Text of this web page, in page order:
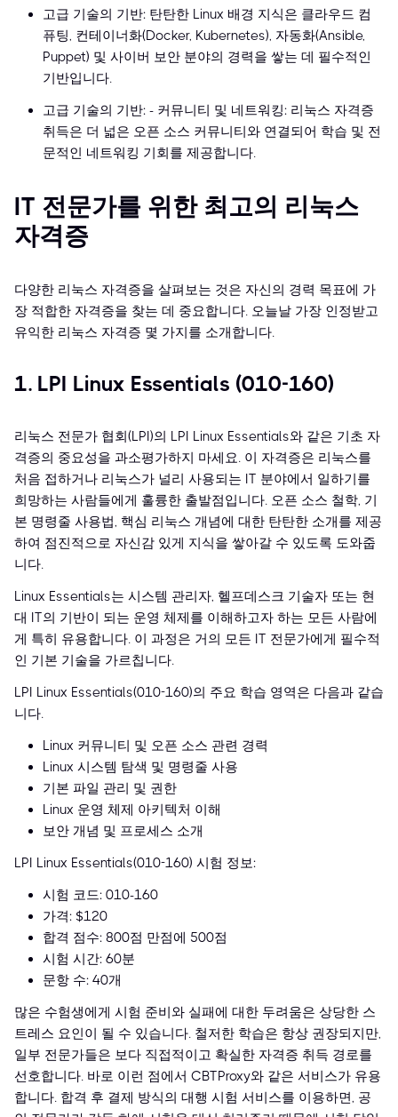
고급 기술의 기반: 탄탄한 Linux 배경 지식은 클라우드 컴
퓨팅, 컨테이너화(Docker, Kubernetes), 자동화(Ansible,
Puppet) 및 사이버 보안 분야의 경력을 쌓는 데 필수적인
기반입니다.
고급 기술의 기반: - 커뮤니티 및 네트워킹: 리눅스 자격증
취득은 더 넓은 오픈 소스 커뮤니티와 연결되어 학습 및 전
문적인 네트워킹 기회를 제공합니다.
IT 전문가를 위한 최고의 리눅스
자격증
다양한 리눅스 자격증을 살펴보는 것은 자신의 경력 목표에 가
장 적합한 자격증을 찾는 데 중요합니다. 오늘날 가장 인정받고
유익한 리눅스 자격증 몇 가지를 소개합니다.
1. LPI Linux Essentials (010-160)
리눅스 전문가 협회(LPI)의 LPI Linux Essentials와 같은 기초 자
격증의 중요성을 과소평가하지 마세요. 이 자격증은 리눅스를
처음 접하거나 리눅스가 널리 사용되는 IT 분야에서 일하기를
희망하는 사람들에게 훌륭한 출발점입니다. 오픈 소스 철학, 기
본 명령줄 사용법, 핵심 리눅스 개념에 대한 탄탄한 소개를 제공
하여 점진적으로 자신감 있게 지식을 쌓아갈 수 있도록 도와줍
니다.
Linux Essentials는 시스템 관리자, 헬프데스크 기술자 또는 현
대 IT의 기반이 되는 운영 체제를 이해하고자 하는 모든 사람에
게 특히 유용합니다. 이 과정은 거의 모든 IT 전문가에게 필수적
인 기본 기술을 가르칩니다.
LPI Linux Essentials(010-160)의 주요 학습 영역은 다음과 같습
니다.
Linux 커뮤니티 및 오픈 소스 관련 경력
Linux 시스템 탐색 및 명령줄 사용
기본 파일 관리 및 권한
Linux 운영 체제 아키텍처 이해
보안 개념 및 프로세스 소개
LPI Linux Essentials(010-160) 시험 정보:
시험 코드: 010-160
가격: $120
합격 점수: 800점 만점에 500점
시험 시간: 60분
문항 수: 40개
많은 수험생에게 시험 준비와 실패에 대한 두려움은 상당한 스
트레스 요인이 될 수 있습니다. 철저한 학습은 항상 권장되지만,
일부 전문가들은 보다 직접적이고 확실한 자격증 취득 경로를
선호합니다. 바로 이런 점에서 CBTProxy와 같은 서비스가 유용
합니다. 합격 후 결제 방식의 대행 시험 서비스를 이용하면, 공